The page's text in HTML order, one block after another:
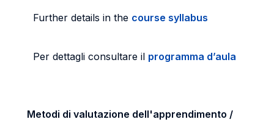
Further details in the course syllabus
Per dettagli consultare il programma d’aula
Metodi di valutazione dell'apprendimento /